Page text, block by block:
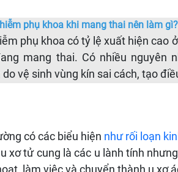
phụ khoa khi mang thai nên làm gì?
phụ khoa có tỷ lệ xuất hiện cao
mang thai. Có nhiều nguyên
do vệ sinh vùng kín sai cách, tạo
có các biểu hiện như rối loạn
xơ tử cung là các u lành tính